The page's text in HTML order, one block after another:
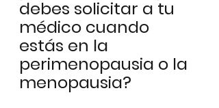
debes solicitar a tu
médico cuando
estás en la
perimenopausia o la
menopausia?